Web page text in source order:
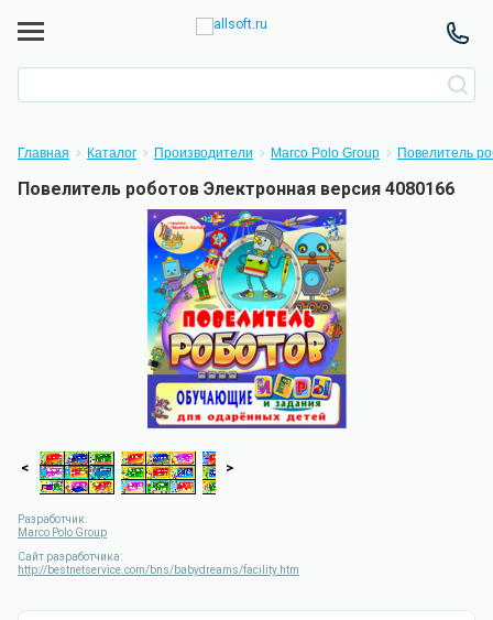
Главная Каталог Производители Marco Polo Group Повелитель
Повелитель роботов Электронная версия 4080166
< >
Разработчик:
Marco Polo Group
Сайт разработчика:
http://bestnetservice.com/bns/babydreams/facility.htm